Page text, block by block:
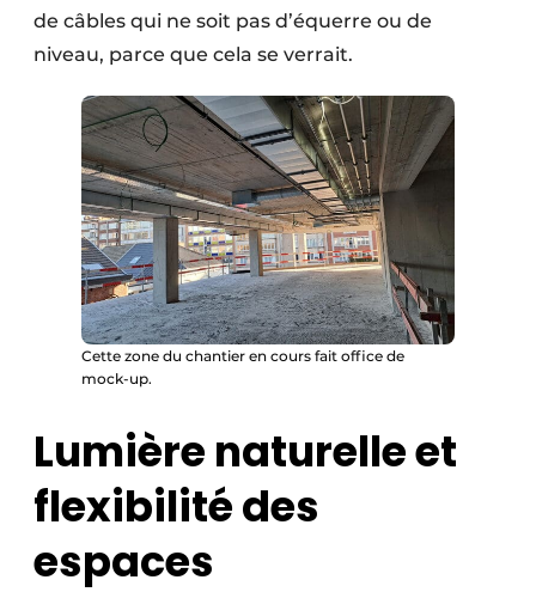
de câbles qui ne soit pas d’équerre ou de
niveau, parce que cela se verrait.
Cette zone du chantier en cours fait office de
mock-up.
Lumière naturelle et
flexibilité des
espaces